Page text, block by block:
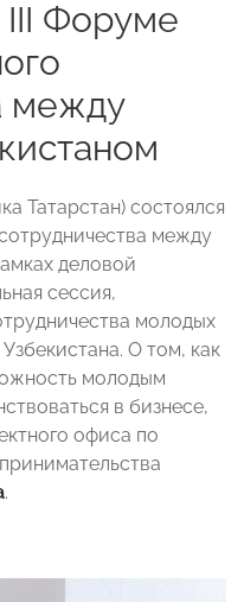
III Форуме
между
Татарстан) состоялся
между
деловой
сессия,
молодых
О том, как
молодым
в бизнесе,
офиса по
.